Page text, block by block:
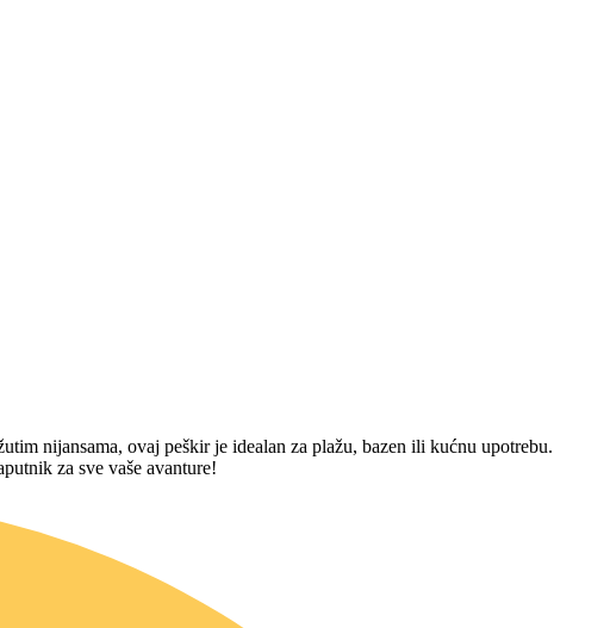
nijansama, ovaj peškir je idealan za plažu, bazen ili kućnu upotrebu.
za sve vaše avanture!